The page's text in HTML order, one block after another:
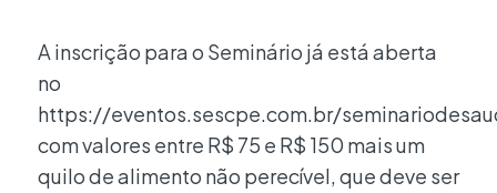
A inscrição para o Seminário já está aberta
no
https://eventos.sescpe.com.br/
com valores entre R$ 75 e R$ 150 mais um
quilo de alimento não perecível, que deve ser